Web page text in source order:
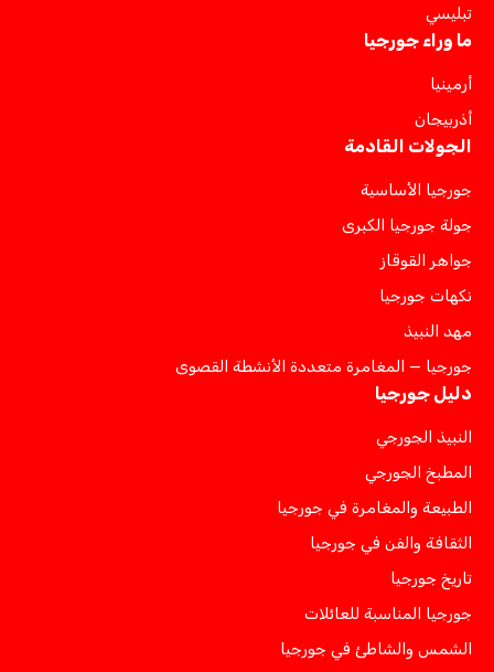
تبليسي
ما وراء جورجيا
أرمينيا
أذربيجان
الجولات القادمة
جورجيا الأساسية
جولة جورجيا الكبرى
جواهر القوقاز
نكهات جورجيا
مهد النبيذ
جورجيا — المغامرة متعددة الأنشطة القصوى
دليل جورجيا
النبيذ الجورجي
المطبخ الجورجي
الطبيعة والمغامرة في جورجيا
الثقافة والفن في جورجيا
تاريخ جورجيا
جورجيا المناسبة للعائلات
الشمس والشاطئ في جورجيا